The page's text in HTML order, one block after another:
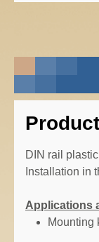
DIN rail
Installation in
Applications
Mounting